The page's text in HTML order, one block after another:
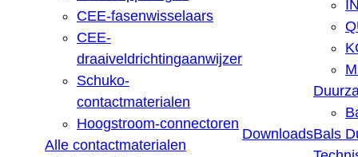
CEE-fasenwisselaars
CEE-
draaiveldrichtingaanwijzer
Schuko-
contactmaterialen
Hoogstroom-connectoren
Alle contactmaterialen
DownloadsBals